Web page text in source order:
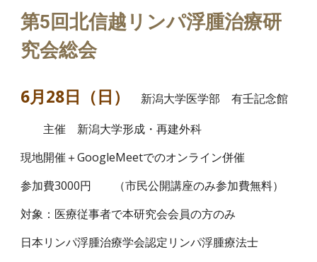
第5回北信越リンパ浮腫治療研
究会総会
6月28日（日）
新潟大学医学部 有壬記念館
主催 新潟大学形成・再建外科
現地開催＋GoogleMeetでのオンライン併催
参加費3000円 （市民公開講座のみ参加費無料）
対象：医療従事者で本研究会会員の方のみ
日本リンパ浮腫治療学会認定リンパ浮腫療法士